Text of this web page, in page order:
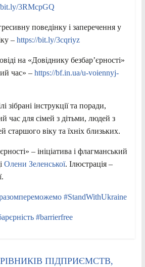
3RMcpGQ
поведінку і заперечення у
– https://bit.ly/3cqriyz
на «Довіднику безбар’єрності»
час» – https://bf.in.ua/u-voiennyj-
зібрані інструкції та поради,
час для сімей з дітьми, людей з
старшого віку та їхніх близьких.
– ініціатива і флагманський
Олени Зеленської. Ілюстрація –
#StandWithUkraine
#barrierfree
ПІДПРИЄМСТВ,